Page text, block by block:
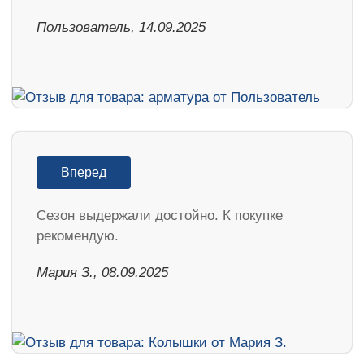
Пользователь, 14.09.2025
Вперед
Cезон выдержали достойно. К покупке
рекомендую.
Мария З., 08.09.2025